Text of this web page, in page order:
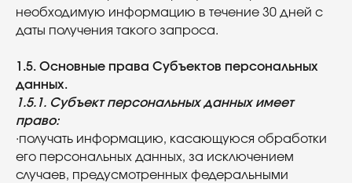
необходимую информацию в течение 30 дней с
даты получения такого запроса.
1.5. Основные права Субъектов персональных
данных.
1.5.1. Субъект персональных данных имеет
право:
·получать информацию, касающуюся обработки
его персональных данных, за исключением
случаев, предусмотренных федеральными